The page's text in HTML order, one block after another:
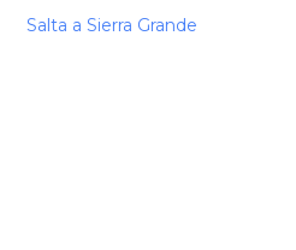
Salta a Sierra Grande